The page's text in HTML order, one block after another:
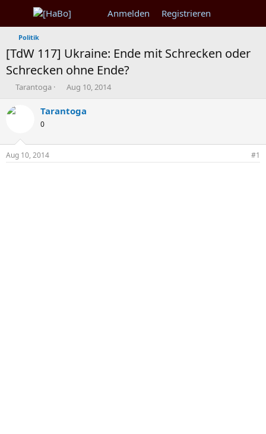
Anmelden Registrieren
Politik
[TdW 117] Ukraine: Ende mit Schrecken oder
Schrecken ohne Ende?
T
e
n
t
Tarantoga
B
g
a
Aug 10, 2014
Tarantoga
0
Aug 10, 2014 #1